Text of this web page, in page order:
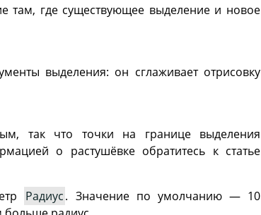
там, где существующее выделение и новое
выделения: он сглаживает отрисовку
так что точки на границе выделения
о растушёвке обратитесь к статье
Радиус. Значение по умолчанию — 10